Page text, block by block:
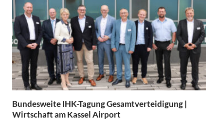
Bundesweite IHK-Tagung Gesamtverteidigung |
Wirtschaft am Kassel Airport